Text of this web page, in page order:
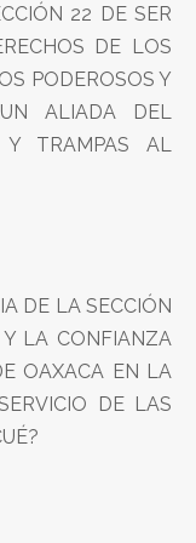
22 DE SER
DE LOS
PODEROSOS Y
ALIADA DEL
TRAMPAS AL
DE LA SECCIÓN
LA CONFIANZA
OAXACA EN LA
DE LAS